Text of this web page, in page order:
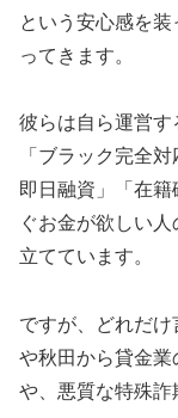
という安心感を
ってきます。
彼らは自ら運営す
「ブラック完全
即日融資」「在
ぐお金が欲しい
立てています。
ですが、どれだ
や秋田から貸金業
や、悪質な特殊詐